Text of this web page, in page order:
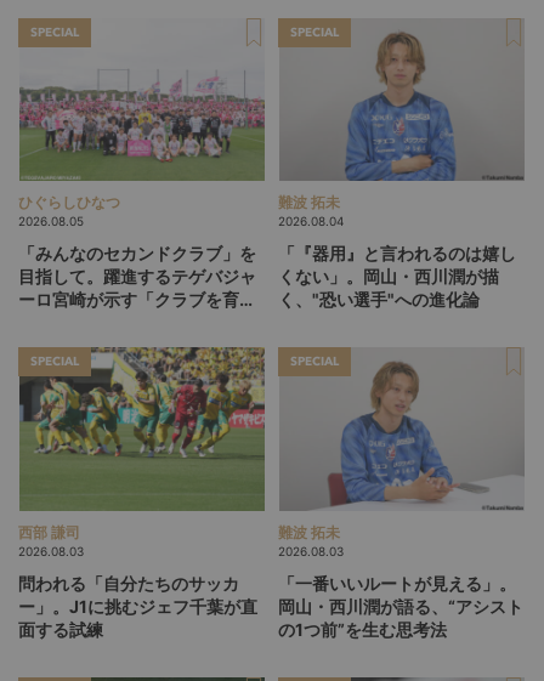
SPECIAL
ひぐらしひなつ
2026.08.05
「みんなのセカンドクラブ」を
目指して。躍進するテゲバジャ
ーロ宮崎が示す「クラブを育て
SPECIAL
難波 拓未
2026.08.04
「『器用』と言われるのは嬉し
くない」。岡山・西川潤が描
く、"恐い選手"への進化論
SPECIAL
西部 謙司
2026.08.03
問われる「自分たちのサッカ
ー」。J1に挑むジェフ千葉が直
面する試練
SPECIAL
難波 拓未
2026.08.03
「一番いいルートが見える」。
岡山・西川潤が語る、“アシスト
の1つ前”を生む思考法